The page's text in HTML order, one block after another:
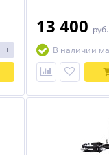
+
13 400 руб.
В наличии